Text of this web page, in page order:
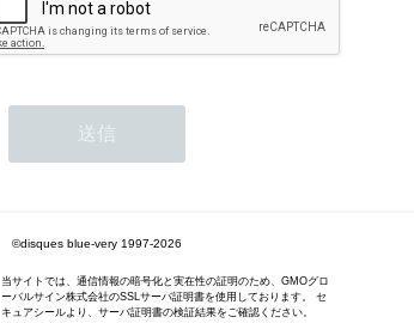
©disques blue-very 1997-2026
当サイトでは、通信情報の暗号化と実在性の証明のため、GMOグロ
ーバルサイン株式会社のSSLサーバ証明書を使用しております。 セ
キュアシールより、サーバ証明書の検証結果をご確認ください。